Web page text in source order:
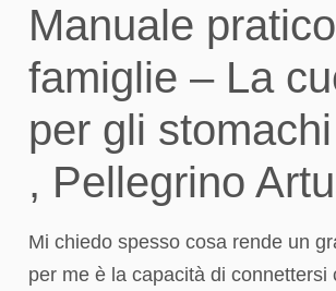
Manuale
famiglie – La
per gli
, Pellegrino
Mi chiedo spesso cosa rende un
per me è la capacità di connettersi